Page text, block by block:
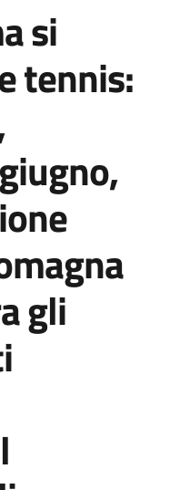
si
tennis:
gli